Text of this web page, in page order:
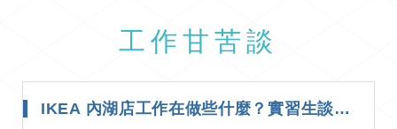
工作甘苦談
IKEA 內湖店工作在做些什麼？實習生談待過 4 個部門心得分享｜工作甘苦談